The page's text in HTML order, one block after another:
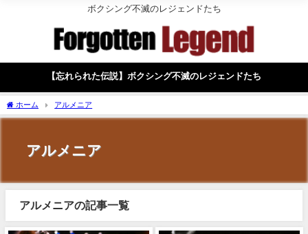
ボクシング不滅のレジェンドたち
【忘れられた伝説】ボクシング不滅のレジェンドたち
ホーム アルメニア
アルメニア
アルメニアの記事一覧